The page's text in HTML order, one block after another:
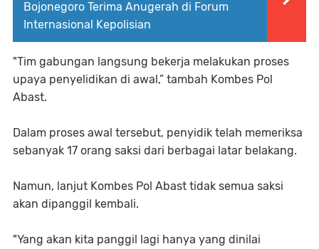
Bojonegoro Terima Anugerah di Forum
Internasional Kepolisian
"Tim gabungan langsung bekerja melakukan proses
upaya penyelidikan di awal,” tambah Kombes Pol
Abast.
Dalam proses awal tersebut, penyidik telah memeriksa
sebanyak 17 orang saksi dari berbagai latar belakang.
Namun, lanjut Kombes Pol Abast tidak semua saksi
akan dipanggil kembali.
"Yang akan kita panggil lagi hanya yang dinilai